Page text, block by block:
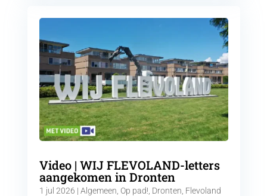
Video | WIJ FLEVOLAND-letters
aangekomen in Dronten
1 jul 2026 | Algemeen Op pad! Dronten Flevoland